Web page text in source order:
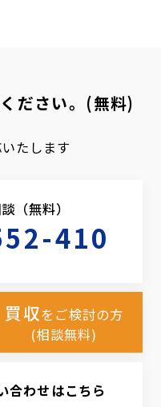
ださい。(無料)
たします
（無料）
410
買収をご検討の方
(相談無料)
合わせはこちら